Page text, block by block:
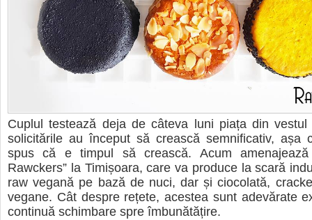
Cuplul testează deja de câteva luni piața din vestul
solicitările au început să crească semnificativ, așa
spus că e timpul să crească. Acum amenajează
Rawckers” la Timișoara, care va produce la scară
raw vegană pe bază de nuci, dar și ciocolată,
vegane. Cât despre rețete, acestea sunt adevărate
continuă schimbare spre îmbunătățire.